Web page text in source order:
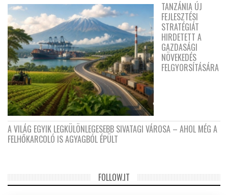
TANZÁNIA ÚJ
FEJLESZTÉSI
STRATÉGIÁT
HIRDETETT A
GAZDASÁGI
NÖVEKEDÉS
FELGYORSÍTÁSÁRA
A VILÁG EGYIK LEGKÜLÖNLEGESEBB SIVATAGI VÁROSA – AHOL MÉG A
FELHŐKARCOLÓ IS AGYAGBÓL ÉPÜLT
FOLLOW.IT